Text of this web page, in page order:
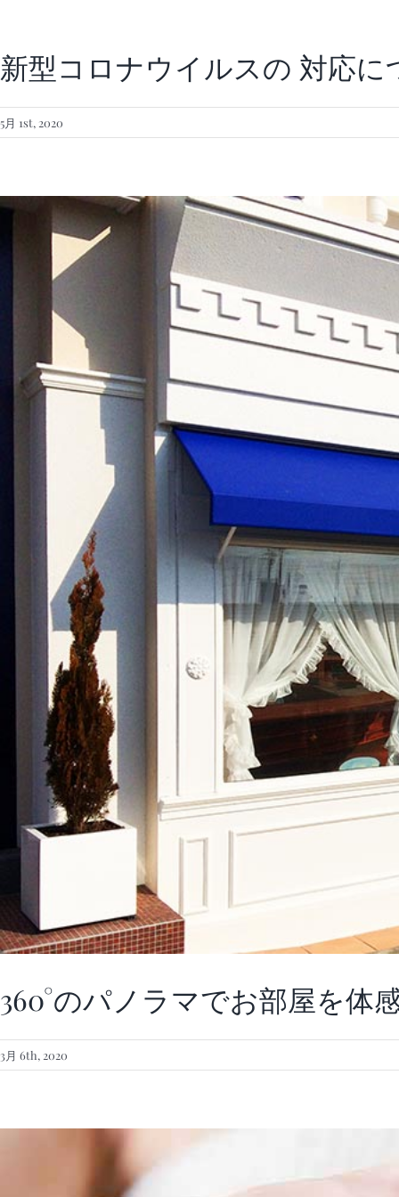
新型コロナウイルスの 対応に
5月 1st, 2020
360°のパノラマでお部屋を体
3月 6th, 2020